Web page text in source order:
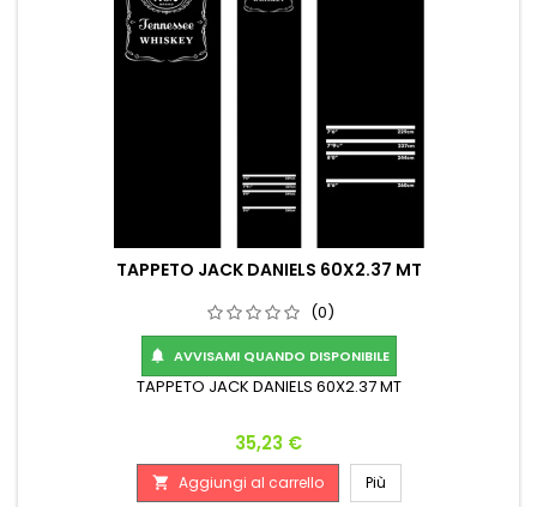
TAPPETO JACK DANIELS 60X2.37 MT
(0)
 AVVISAMI QUANDO DISPONIBILE
TAPPETO JACK DANIELS 60X2.37 MT
Prezzo
35,23 €
 Aggiungi al carrello Più